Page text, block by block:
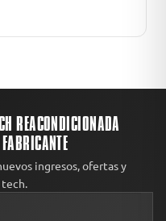
REACONDICIONADA
ingresos, ofertas y
tech.